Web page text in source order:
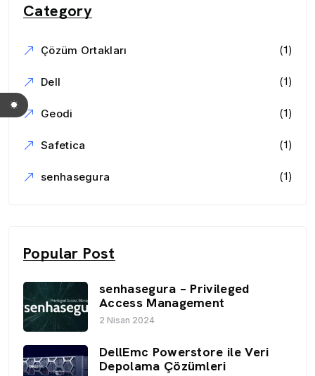
Category
Çözüm Ortakları (1)
Dell (1)
Geodi (1)
Safetica (1)
senhasegura (1)
Popular Post
senhasegura – Privileged
Access Management
2 Nisan 2024
DellEmc Powerstore ile Veri
Depolama Çözümleri